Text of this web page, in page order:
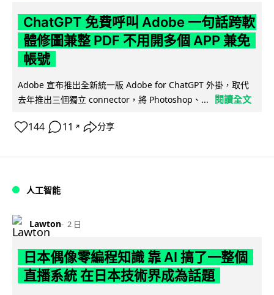
ChatGPT 免費呼叫 Adobe 一句話跨軟
體修圖兼整 PDF 不用開多個 APP 兼免
帳號
Adobe 宣布推出全新統一版 Adobe for ChatGPT 外掛，取代
去年推出三個獨立 connector，將 Photoshop、...
閱讀全文
144 11 ↗ 分享
人工智能
Lawton 2 日
日本偶像零編程知識 靠 AI 搞了一整個
直播系統 在日本技術界成為話題